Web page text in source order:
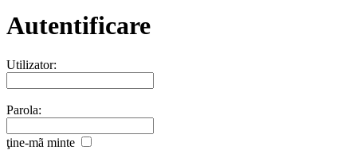
Autentificare
Utilizator:
Parola:
ţine-mã minte